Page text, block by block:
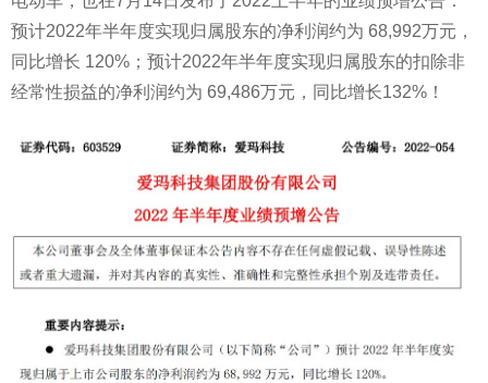
预计2022年半年度实现归属股东的净利润约为 68,992万元，
同比增长 120%；预计2022年半年度实现归属股东的扣除非
经常性损益的净利润约为 69,486万元，同比增长132%！